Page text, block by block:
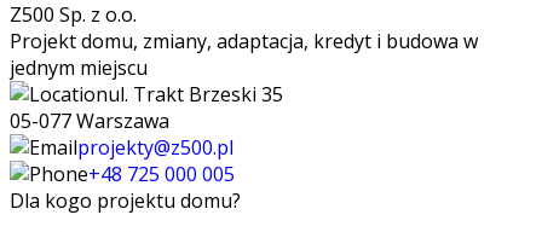
Z500 Sp. z o.o.
Projekt domu, zmiany, adaptacja, kredyt i budowa w
jednym miejscu
ul. Trakt Brzeski 35
05-077 Warszawa
projekty@z500.pl
+48 725 000 005
Dla kogo projektu domu?